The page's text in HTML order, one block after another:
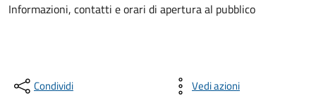
Informazioni, contatti e orari di apertura al pubblico
Condividi Vedi azioni